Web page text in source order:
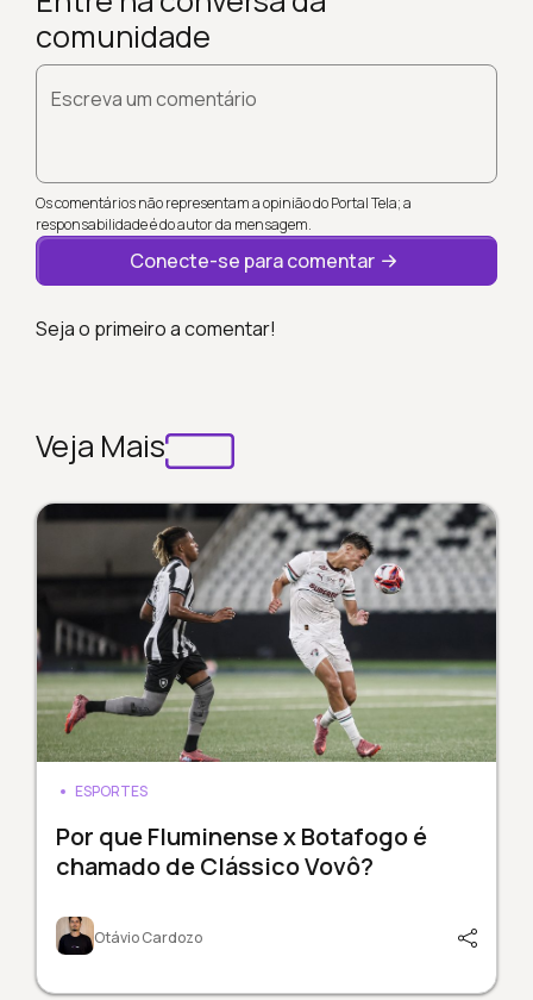
comunidade
Escreva um comentário
Os comentários não representam a opinião do Portal Tela; a
responsabilidade é do autor da mensagem.
Conecte-se para comentar
Seja o primeiro a comentar!
Veja Mais
ESPORTES
Por que Fluminense x Botafogo é
chamado de Clássico Vovô?
Otávio Cardozo